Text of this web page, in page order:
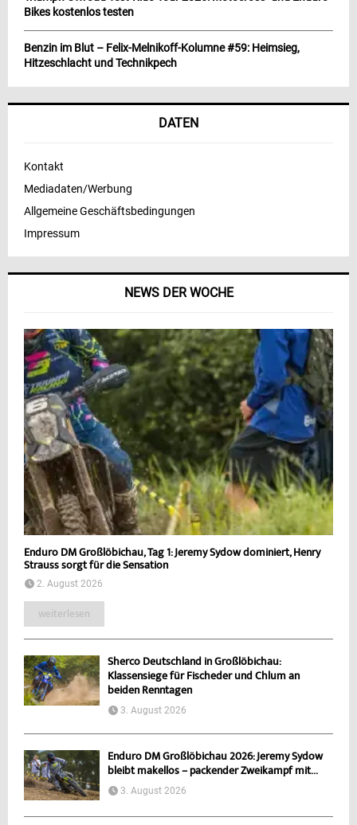
NEWS DER WOCHE
Enduro DM Großlöbichau, Tag 1: Jeremy Sydow dominiert, Henry
Strauss sorgt für die Sensation
2. August 2026
weiterlesen
Sherco Deutschland in Großlöbichau:
Klassensiege für Fischeder und Chlum an
beiden Renntagen
3. August 2026
Enduro DM Großlöbichau 2026: Jeremy Sydow
bleibt makellos – packender Zweikampf mit...
3. August 2026
Bikes kostenlos testen
Benzin im Blut – Felix-Melnikoff-Kolumne #59: Heimsieg,
Hitzeschlacht und Technikpech
DATEN
Kontakt
Mediadaten/Werbung
Allgemeine Geschäftsbedingungen
Impressum